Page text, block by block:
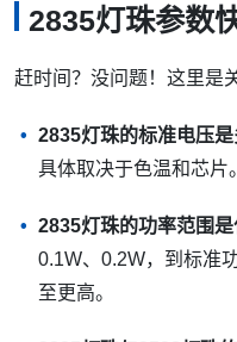
2835灯珠参数
赶时间？没问题！这里是
2835灯珠的标准电压是
具体取决于色温和芯片。
2835灯珠的功率范围是
0.1W、0.2W，到标准
至更高。